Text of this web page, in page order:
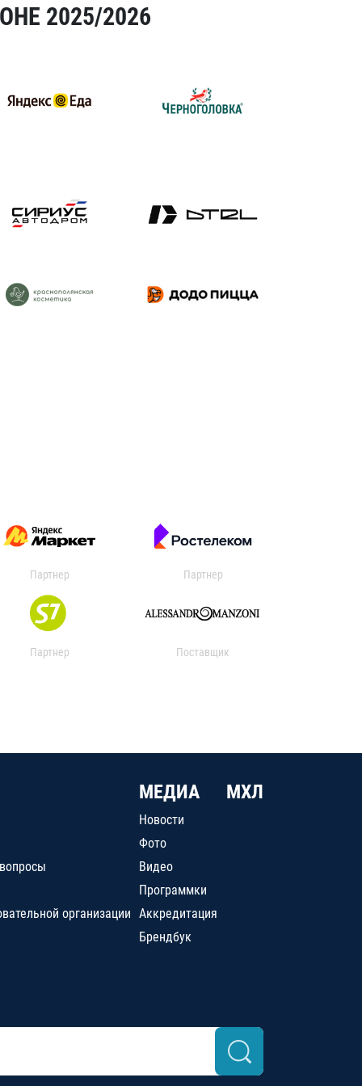
2025/2026
Партнер Партнер
Партнер Поставщик
организации
МЕДИА
Новости
Фото
Видео
Программки
Аккредитация
Брендбук
МХЛ